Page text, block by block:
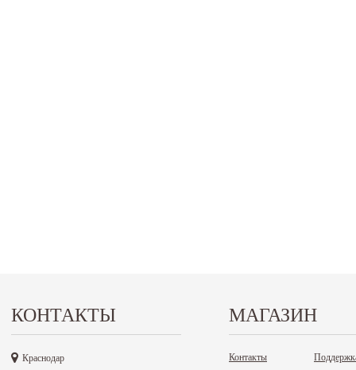
КОНТАКТЫ
Краснодар
МАГАЗИН
Контакты